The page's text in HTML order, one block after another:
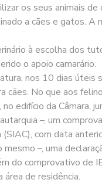
os seus animais
a cães e gatos.
à escolha dos
o apoio camarário.
nos 10 dias
No que aos
edifício da Câmara,
–, um
com data
–, uma
do comprovativo de
de residência.